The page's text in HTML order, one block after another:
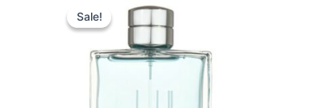
Sale!
Sale!
price
was:
545,00 kr..
price
is: